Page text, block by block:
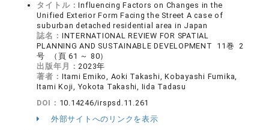
タイトル：Influencing Factors on Changes in the
Unified Exterior Form Facing the Street A case of
suburban detached residential area in Japan
誌名： INTERNATIONAL REVIEW FOR SPATIAL
PLANNING AND SUSTAINABLE DEVELOPMENT 11巻 2
号 （頁 61 ～ 80）
出版年月：2023年
著者： Itami Emiko, Aoki Takashi, Kobayashi Fumika,
Itami Koji, Yokota Takashi, Iida Tadasu
DOI： 10.14246/irspsd.11.261
外部サイトへのリンクを表示